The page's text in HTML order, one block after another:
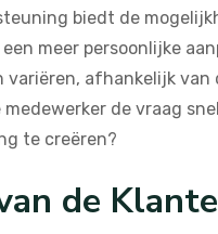
biedt de
meer persoonlijke
afhankelijk van
medewerker de vraag
te creëren?
de